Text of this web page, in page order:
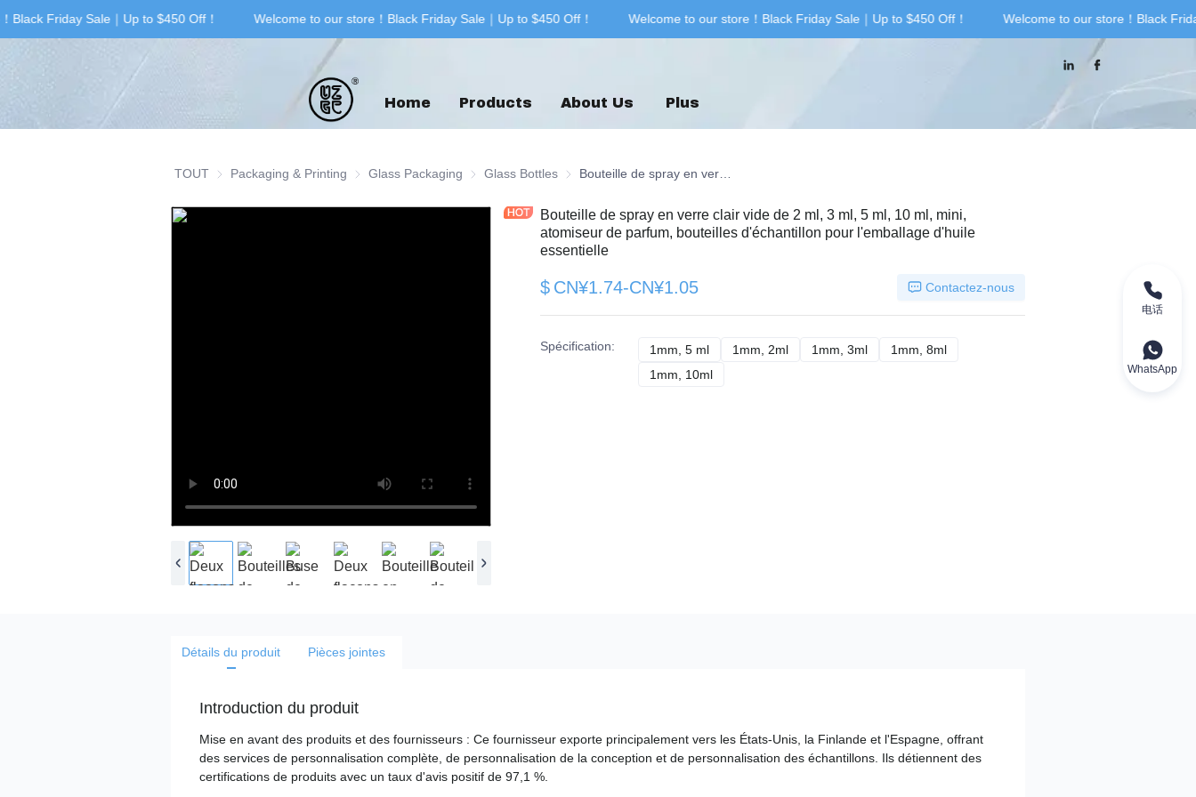
Black Friday Sale｜Up to $450 Off！ Welcome to our store！Black Friday Sale｜Up to $450 Off！ Welcome to our store！Black Friday Sale｜Up to $450 Off！
Welcome to our store！Black
Welcome to our store！Black Friday Sale｜Up to $450 Off！
Home Products About Us Plus
TOUT Packaging & Printing Packaging & Printing
Glass Packaging Glass Packaging
Glass Bottles Glass Bottles
Bouteille de spray en verre clair vide de 2 ml, 3 ml, 5 ml, 10 ml, mini,
atomiseur de parfum, bouteilles d'échantillon pour l'emballage d'huile
essentielle
$ CN¥1.74-CN¥1.05 Contactez-nous
Spécification: 1mm, 5 ml 1mm, 5 ml
1mm, 2ml 1mm, 2ml
1mm, 3ml 1mm, 3ml
1mm, 8ml
1mm, 10ml
Détails du produit Pièces jointes
Introduction du produit
Mise en avant des produits et des fournisseurs : Ce fournisseur exporte principalement vers les États-Unis, la Finlande et l'Espagne, offrant
des services de personnalisation complète, de personnalisation de la conception et de personnalisation des échantillons. Ils détiennent des
certifications de produits avec un taux d'avis positif de 97,1 %.
电话
WhatsApp